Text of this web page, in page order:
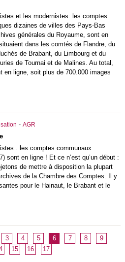
et les modernistes: les comptes
dizaines de villes des Pays-Bas
générales du Royaume, sont en
dans les comtés de Flandre, du
de Brabant, du Limbourg et du
de Tournai et de Malines. Au total,
en ligne, soit plus de 700.000 images
- AGR
: les comptes communaux
sont en ligne ! Et ce n’est qu’un début :
de mettre à disposition la plupart
de la Chambre des Comptes. Il y
pour le Hainaut, le Brabant et le
3 4 5 6 7 8
9
15 16 17